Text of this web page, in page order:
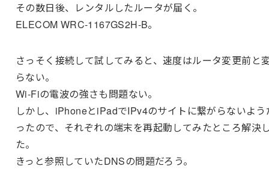
その数日後、レンタルしたルータが届く。
ELECOM WRC-1167GS2H-B。
さっそく接続して試してみると、速度はルータ変更前と
らない。
Wi-Fiの電波の強さも問題ない。
しかし、iPhoneとiPadでIPv4のサイトに繋がらないよう
ったので、それぞれの端末を再起動してみたところ解決
た。
きっと参照していたDNSの問題だろう。